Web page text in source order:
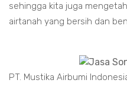
sehingga kita juga
airtanah yang bersih dan
PT. Mustika Airbumi